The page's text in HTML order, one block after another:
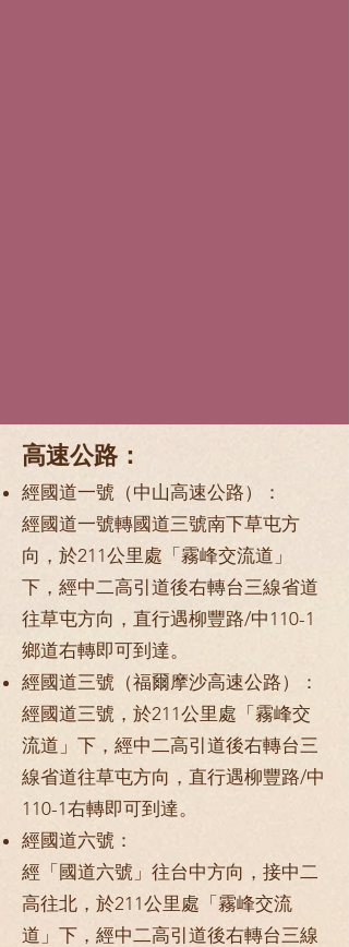
高速公路：
經國道一號（中山高速公路）：
經國道一號轉國道三號南下草屯方
向，於211公里處「霧峰交流道」
下，經中二高引道後右轉台三線省道
往草屯方向，直行遇柳豐路/中110-1
鄉道右轉即可到達。
經國道三號（福爾摩沙高速公路）：
經國道三號，於211公里處「霧峰交
流道」下，經中二高引道後右轉台三
線省道往草屯方向，直行遇柳豐路/中
110-1右轉即可到達。
經國道六號：
經「國道六號」往台中方向，接中二
高往北，於211公里處「霧峰交流
道」下，經中二高引道後右轉台三線